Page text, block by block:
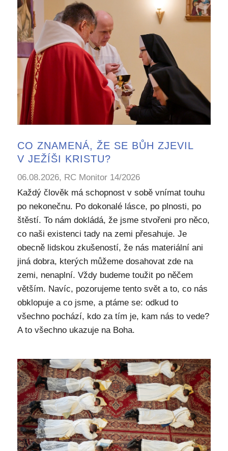
CO ZNAMENÁ, ŽE SE BŮH ZJEVIL
V JEŽÍŠI KRISTU?
06.08.2026, RC Monitor 14/2026
Každý člověk má schopnost v sobě vnímat touhu
po nekonečnu. Po dokonalé lásce, po plnosti, po
štěstí. To nám dokládá, že jsme stvořeni pro něco,
co naši existenci tady na zemi přesahuje. Je
obecně lidskou zkušeností, že nás materiální ani
jiná dobra, kterých můžeme dosahovat zde na
zemi, nenaplní. Vždy budeme toužit po něčem
větším. Navíc, pozorujeme tento svět a to, co nás
obklopuje a co jsme, a ptáme se: odkud to
všechno pochází, kdo za tím je, kam nás to vede?
A to všechno ukazuje na Boha.